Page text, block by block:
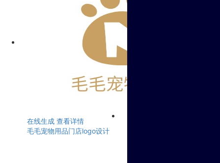
在线生成 查看详情
毛毛宠物用品门店logo设计